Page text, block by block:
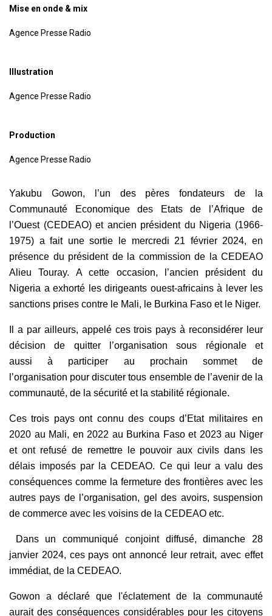
Mise en onde & mix
Agence Presse Radio
Illustration
Agence Presse Radio
Production
Agence Presse Radio
Yakubu Gowon, l’un des pères fondateurs de la
Communauté Economique des Etats de l’Afrique de
l’Ouest (CEDEAO) et ancien président du Nigeria (1966-
1975) a fait une sortie le mercredi 21 février 2024, en
présence du président de la commission de la CEDEAO
Alieu Touray. A cette occasion, l’ancien président du
Nigeria a exhorté les dirigeants ouest-africains à lever les
sanctions prises contre le Mali, le Burkina Faso et le Niger.
Il a par ailleurs, appelé ces trois pays à reconsidérer leur
décision de quitter l’organisation sous régionale et
aussi à participer au prochain sommet de
l’organisation pour discuter tous ensemble de l’avenir de la
communauté, de la sécurité et la stabilité régionale.
Ces trois pays ont connu des coups d’Etat militaires en
2020 au Mali, en 2022 au Burkina Faso et 2023 au Niger
et ont refusé de remettre le pouvoir aux civils dans les
délais imposés par la CEDEAO. Ce qui leur a valu des
conséquences comme la fermeture des frontières avec les
autres pays de l’organisation, gel des avoirs, suspension
de commerce avec les voisins de la CEDEAO etc.
Dans un communiqué conjoint diffusé, dimanche 28
janvier 2024, ces pays ont annoncé leur retrait, avec effet
immédiat, de la CEDEAO.
Gowon a déclaré que l'éclatement de la communauté
aurait des conséquences considérables pour les citoyens